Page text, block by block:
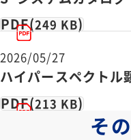
PDF(249 KB)
2026/05/27
ハイパースペクトル
PDF(213 KB)
そ